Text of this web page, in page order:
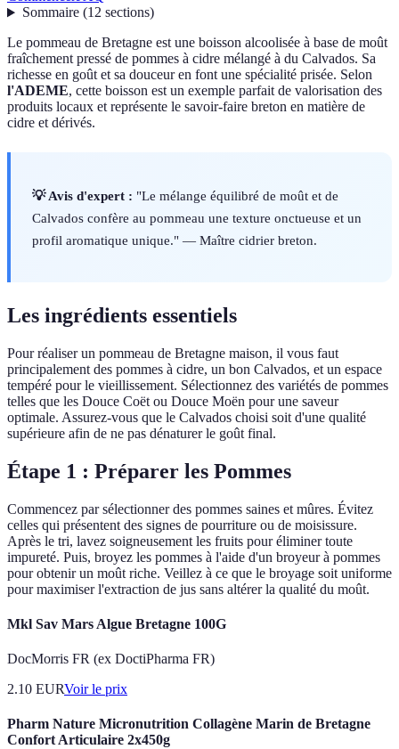
Sommaire(12 sections)
Le pommeau de Bretagne est une boisson alcoolisée à base de moût
fraîchement pressé de pommes à cidre mélangé à du Calvados. Sa
richesse en goût et sa douceur en font une spécialité prisée. Selon
l'ADEME, cette boisson est un exemple parfait de valorisation des
produits locaux et représente le savoir-faire breton en matière de
cidre et dérivés.
💡 Avis d'expert : "Le mélange équilibré de moût et de
Calvados confère au pommeau une texture onctueuse et un
profil aromatique unique." — Maître cidrier breton.
Les ingrédients essentiels
Pour réaliser un pommeau de Bretagne maison, il vous faut
principalement des pommes à cidre, un bon Calvados, et un espace
tempéré pour le vieillissement. Sélectionnez des variétés de pommes
telles que les Douce Coët ou Douce Moën pour une saveur
optimale. Assurez-vous que le Calvados choisi soit d'une qualité
supérieure afin de ne pas dénaturer le goût final.
Étape 1 : Préparer les Pommes
Commencez par sélectionner des pommes saines et mûres. Évitez
celles qui présentent des signes de pourriture ou de moisissure.
Après le tri, lavez soigneusement les fruits pour éliminer toute
impureté. Puis, broyez les pommes à l'aide d'un broyeur à pommes
pour obtenir un moût riche. Veillez à ce que le broyage soit uniforme
pour maximiser l'extraction de jus sans altérer la qualité du moût.
Mkl Sav Mars Algue Bretagne 100G
DocMorris FR (ex DoctiPharma FR)
2.10 EURVoir le prix
Pharm Nature Micronutrition Collagène Marin de Bretagne
Confort Articulaire 2x450g